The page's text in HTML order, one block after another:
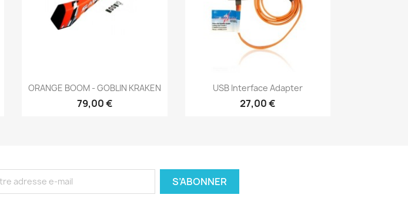
Aperçu rapide
ORANGE BOOM - GOBLIN KRAKEN
79,00 €
Aperçu rapide
USB Interface Adapter
27,00 €